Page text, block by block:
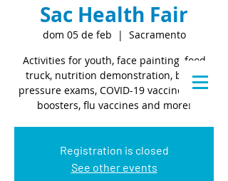
Sac Health Fair
dom 05 de feb
  |
Sacramento
Activities for youth, face painting, food
truck, nutrition demonstration, blood
pressure exams, COVID-19 vaccines and
boosters, flu vaccines and more!
Registration is closed
See other events